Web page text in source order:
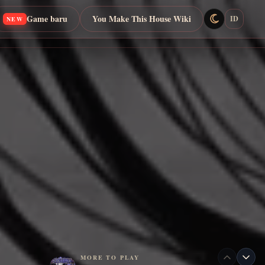
NEW Game baru You Make This House Wiki ID
MORE TO PLAY